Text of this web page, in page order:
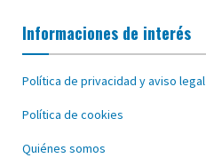
Informaciones de interés
Política de privacidad y aviso legal
Política de cookies
Quiénes somos